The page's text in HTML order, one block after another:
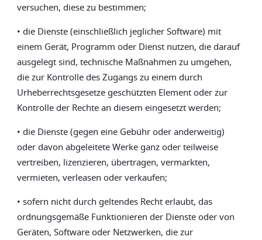
versuchen, diese zu bestimmen;
• die Dienste (einschließlich jeglicher Software) mit
einem Gerät, Programm oder Dienst nutzen, die darauf
ausgelegt sind, technische Maßnahmen zu umgehen,
die zur Kontrolle des Zugangs zu einem durch
Urheberrechtsgesetze geschützten Element oder zur
Kontrolle der Rechte an diesem eingesetzt werden;
• die Dienste (gegen eine Gebühr oder anderweitig)
oder davon abgeleitete Werke ganz oder teilweise
vertreiben, lizenzieren, übertragen, vermarkten,
vermieten, verleasen oder verkaufen;
• sofern nicht durch geltendes Recht erlaubt, das
ordnungsgemäße Funktionieren der Dienste oder von
Geräten, Software oder Netzwerken, die zur